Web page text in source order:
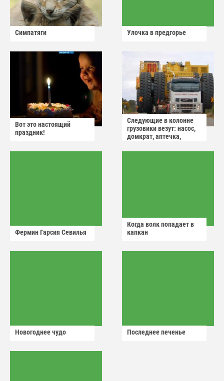
Симпатяги Улочка в предгорье
Вот это настоящий
праздник!
Следующие в колонне
грузовики везут: насос,
домкрат, аптечка,
Фермин Гарсия Севилья
Когда волк попадает в
капкан
Новогоднее чудо Последнее печенье